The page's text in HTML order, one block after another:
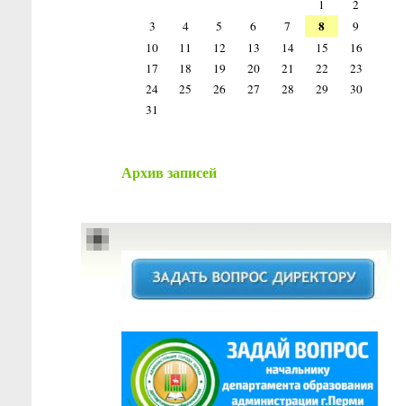
1
2
3
4 5 6 7 8
9
10
11 12 13 14 15
16
17
18 19 20 21 22
23
24
25 26 27 28 29
30
31
Архив записей